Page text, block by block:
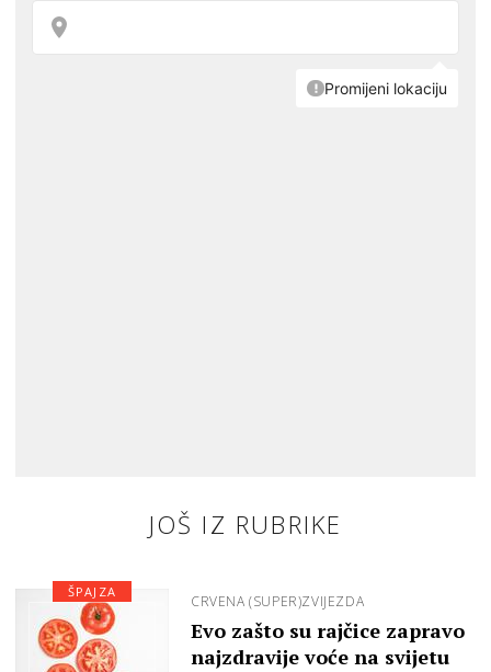
JOŠ IZ RUBRIKE
CRVENA (SUPER)ZVIJEZDA
Evo zašto su rajčice zapravo
najzdravije voće na svijetu
ŠPAJZA